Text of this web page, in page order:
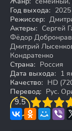
Год выхода: 2025
Режиссер:
Актеры: Сергей
Фёдор
Дмитрий
Кондратенко
Страна: Россия
Дата выхода: 1
Качество: HD
Перевод: Рус.
9.5
4 5 6 7 8